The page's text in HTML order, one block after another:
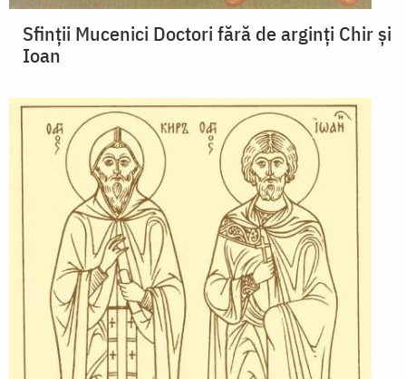
Sfinții Mucenici Doctori fără de arginți Chir și
Ioan